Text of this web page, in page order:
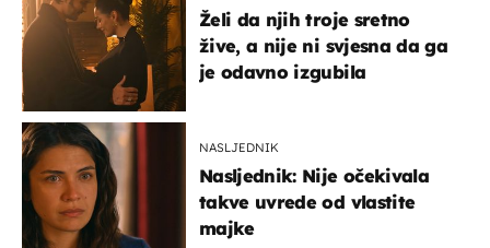
Želi da njih troje sretno
žive, a nije ni svjesna da ga
je odavno izgubila
NASLJEDNIK
Nasljednik: Nije očekivala
takve uvrede od vlastite
majke